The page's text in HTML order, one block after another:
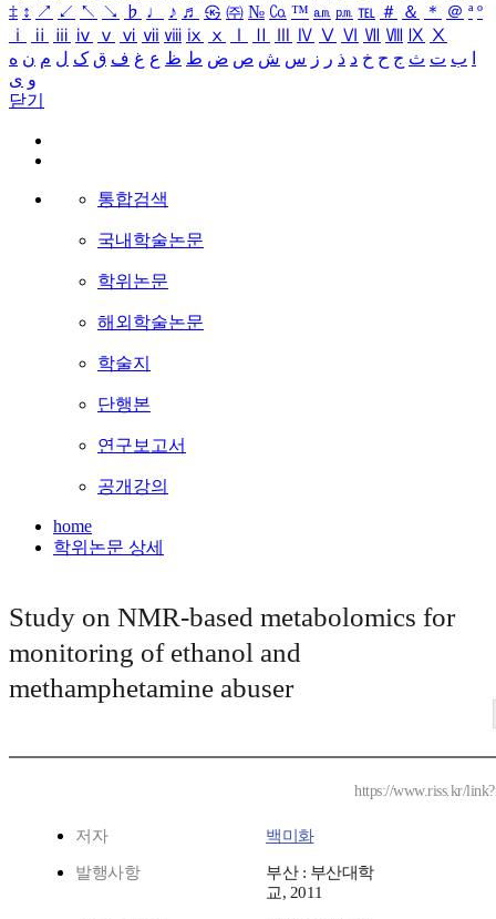
‡ ↕ ↗ ↙ ↖ ↘ ♭ ♩ ♪ ♬ ㉿ ㈜ № ㏇ ™ ㏂ ㏘ ℡ ＃ ＆ ＊ ＠ ª º
ⅰ
ⅱ ⅲ ⅳ ⅴ ⅵ ⅶ ⅷ ⅸ ⅹ Ⅳ Ⅴ Ⅵ Ⅶ Ⅷ Ⅸ Ⅹ
ب ت ث ج ح خ د ذ ر ز س ش ص ض ط ظ ع غ ف ق ک ل م ن ه
و ی
닫기
통합검색
국내학술논문
학위논문
해외학술논문
학술지
단행본
연구보고서
공개강의
home
학위논문 상세
Study on NMR-based metabolomics for
monitoring of ethanol and
methamphetamine abuser
https://www.riss.kr/
저자 백미화
발행사항
부산 : 부산대학
교, 2011